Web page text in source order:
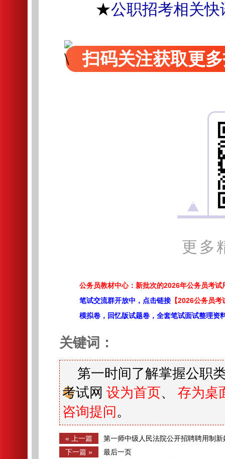
★公职招考相关快
扫码关注获取更
更多
公务员教材中心：新批次的2026年公务员考试
笔试交流群开放中，点击链接 【2026公务员
模拟卷，回忆版试题卷，全套笔试面试整理资
关键词：
第一时间了解掌握公职
考试网 设为首页、 存为桌
咨询提问 。
« 上一篇 第一师中级人民法院公开招聘聘用制
告（1人）
下一篇 » 最后一页